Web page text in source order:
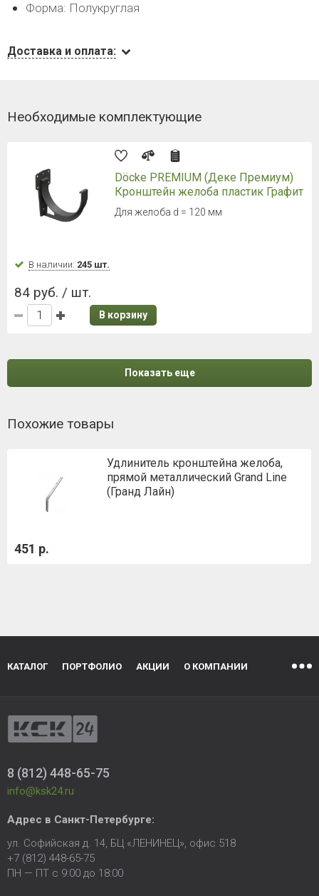
Форма: Полукруглая
Доставка и оплата:
Необходимые комплектующие
Döcke PREMIUM (Деке Премиум)
Кронштейн желоба пластик Графит
Для желоба d = 120 мм
В наличии: 245 шт.
84 руб. / шт.
В корзину
Показать еще
Похожие товары
Удлинитель кронштейна желоба,
прямой металлический Grand Line
(Гранд Лайн)
451 р.
КАТАЛОГ ПОРТФОЛИО АКЦИИ О КОМПАНИИ
8 (812) 448-65-75
info@ksk24.ru
Адрес в Санкт-Петербурге:
ул. Софийская д. 14, БЦ «ЛЕНИНЕЦ», офис 518
+7 (812) 448-65-75
ПН — ПТ с 9:00 до 18:00